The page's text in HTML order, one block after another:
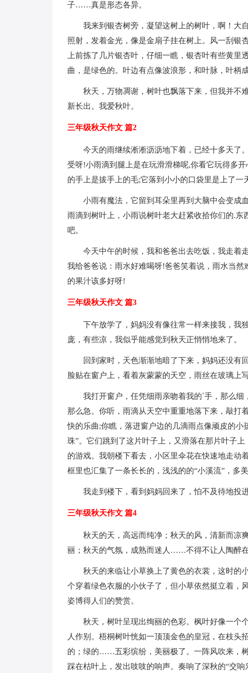
子……真是形态各异。
我来到银杏树旁，凝望这树上的树叶，啊！大
照射，发着金光，像是金扇子挂在树上。风一刮银
上前拣了几片银杏叶，仔细一瞧，银杏叶有些黄
曲，是绿色的。叶边有点像波浪形，和叶脉，叶柄
秋天，万物凋谢，树叶也飘落下来，但我并不
新长出。我爱秋叶。
三年级秋天作文 篇2
今天的雨继续淅淅沥沥地下着，已经十多天了
受呀!小雨滴到腿上是在玩滑滑梯呢,你看它玩得多
的手上是拔手上的毛;它落到小小的口袋里是上了一
小雨有魔法，它留到耳朵里再到大脑中会变成
雨滴到树叶上，小雨说树叶老大赶紧收拾你们的.
吧。
今天中午的时候，我和爸爸出去吃饭，我走着
我给爸爸说：雨水好难喝呀!爸爸笑着说，雨水当
的果汁该多好呀!
三年级秋天作文 篇3
下午放学了，妈妈没有像往常一样来接我，我
庞，有些凉，我似乎能感觉到秋天正悄悄地来了。
回到家时，天色渐渐地暗了下来，妈妈还没有
脸贴在窗户上，看着灰蒙蒙的天空，雨丝在玻璃上
我打开窗户，任凭细雨亲吻着我的`手，那么细
那么急。你听，雨滴从天空中重重地落下来，敲打
快的乐曲;你瞧，落进窗户边的几滴雨点像顽皮的
珠”。它们跳到了这片叶子上，又滑落在那片叶子
的游戏。我朝楼下看去，小区里伞花在快速地走动
框里也汇集了一条长长的，浅浅的的“小溪流”，多
我走到楼下，看到妈妈回来了，怕不及待地投
三年级秋天作文 篇4
秋天的天，高远而纯净；秋天的风，清新而凉
丽；秋天的气氛，成熟而迷人……不得不让人陶醉在
秋天的来临让小草换上了黄色的衣裳，这时的
个穿着绿色衣服的小伙子了，但小草依然挺立着，
姿博得人们的赞赏。
秋天，树叶呈现出绚丽的色彩。枫叶好像一个
人作别。梧桐树叶恍如一顶顶金色的皇冠，在枝
的；绿的……五彩缤纷，美丽极了。一阵风吹来，
踩在枯叶上，发出吱吱的响声。奏响了深秋的“交响